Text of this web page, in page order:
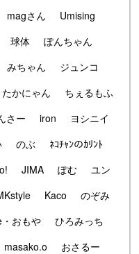
magさん
Umising
球体
ぽんちゃん
みちゃん
ジュンコ
たかにゃん
ちぇるもふ
さー iron
ヨシニイ
のぶ
ﾈｺﾁｬﾝのｶﾘﾝﾄ
JIMA ぽむ
ユン
Kaco
のぞみ
おもや
ひろみっち
masako.o
おさるー